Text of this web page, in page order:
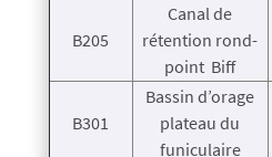
B205
Canal de
rétention rond-
point Biff
B301
Bassin d’orage
plateau du
funiculaire